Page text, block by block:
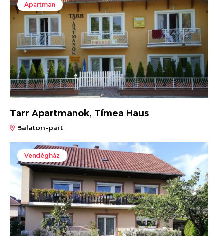
Apartman
Tarr Apartmanok, Tímea Haus
Balaton-part
Vendégház